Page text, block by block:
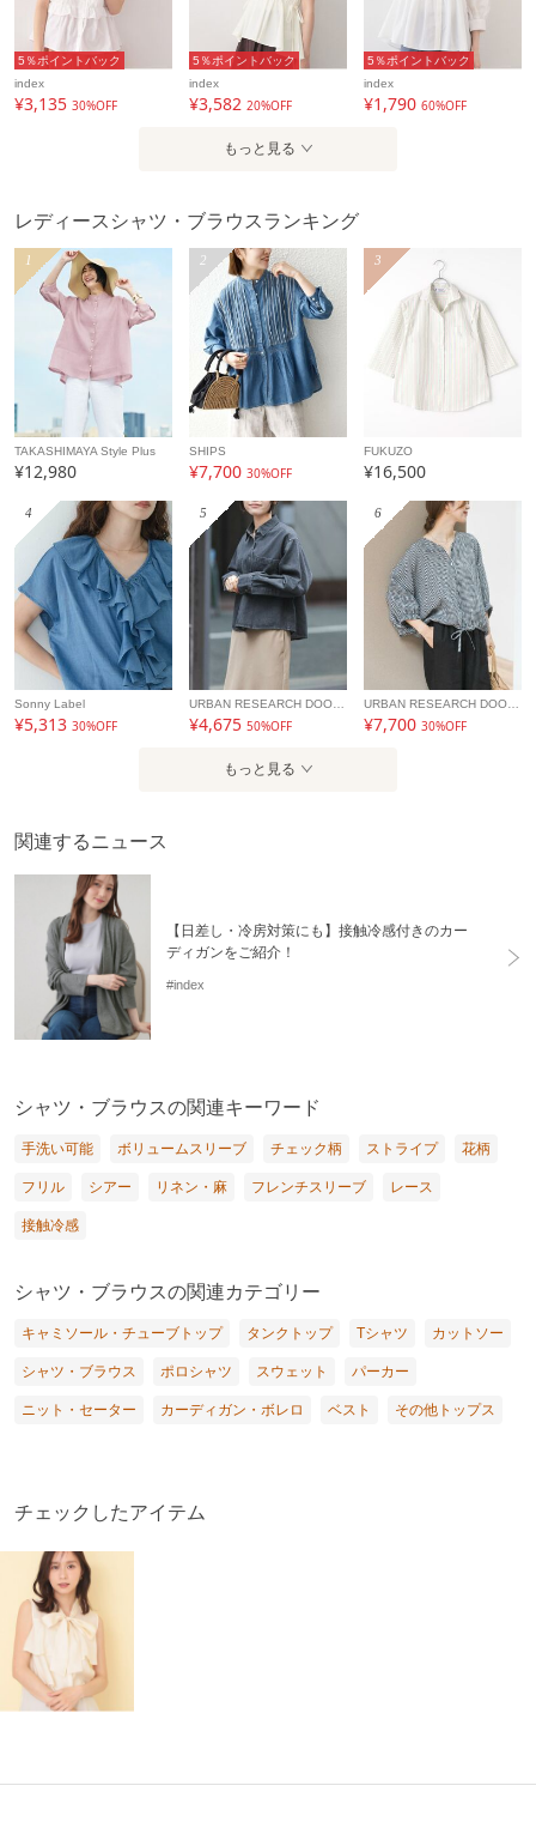
製造国 詳細は下記よりお問い合わせください
ギフト 不可
5％ポイントバック
index
¥3,135 30%OFF
5％ポイントバック
index
¥3,582 20%OFF
5％ポイントバック
index
¥1,790 60%OFF
もっと見る
レディースシャツ・ブラウスランキング
1
TAKASHIMAYA Style Plus
¥12,980
2
SHIPS
¥7,70030%OFF
3
FUKUZO
¥16,500
4
Sonny Label
¥5,313 30%OFF
5
URBAN RESEARCH DOORS
¥4,67550%OFF
6
URBAN RESEARCH DOORS
¥7,70030%OFF
もっと見る
関連するニュース
【日差し・冷房対策にも】接触冷感付きのカー
ディガンをご紹介！
#index
シャツ・ブラウスの関連キーワード
手洗い可能 ボリュームスリーブ チェック柄 ストライプ 花柄
フリル シアー リネン・麻 フレンチスリーブ レース
接触冷感
シャツ・ブラウスの関連カテゴリー
キャミソール・チューブトップ タンクトップ Tシャツ カットソー
シャツ・ブラウス ポロシャツ スウェット パーカー
ニット・セーター カーディガン・ボレロ ベスト その他トップス
チェックしたアイテム